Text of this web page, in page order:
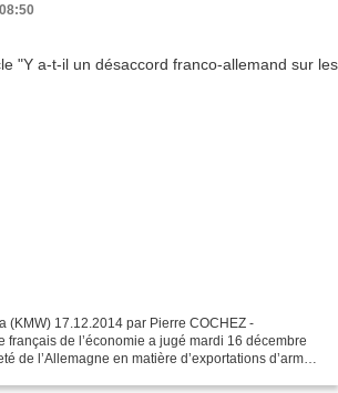
(KMW) 17.12.2014 par Pierre COCHEZ -
français de l’économie a jugé mardi 16 décembre
de l’Allemagne en matière d’exportations d’armes